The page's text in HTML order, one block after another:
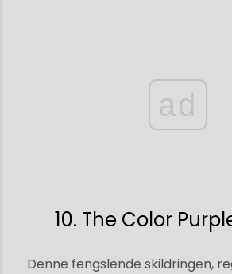
ad
10. The Color
Denne fengslende skildringen,